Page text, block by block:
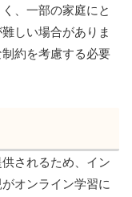
、一部の家庭にと
しい場合がありま
約を考慮する必要
されるため、イン
オンライン学習に